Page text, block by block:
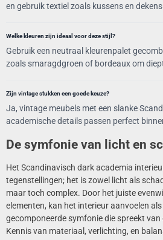
en gebruik textiel zoals kussens en
Welke kleuren zijn ideaal voor deze stijl?
Gebruik een neutraal kleurenpalet
zoals smaragdgroen of bordeaux om
Zijn vintage stukken een goede keuze?
Ja, vintage meubels met een slanke
academische details passen perfect
De symfonie van licht en
Het Scandinavisch dark academia
tegenstellingen; het is zowel licht als
maar toch complex. Door het juiste
elementen, kan het interieur aanvoelen
gecomponeerde symfonie die spreekt
Kennis van materiaal, verlichting, en